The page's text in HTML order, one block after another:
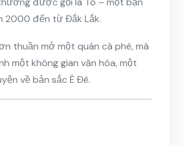
2000 đến từ Đắk Lắk.
thuần mở một quán cà phê, mà
một không gian văn hóa, một
về bản sắc Ê Đê.